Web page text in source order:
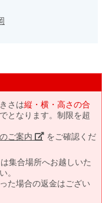
さは縦・横・高さの合
となります。制限を超
のご案内」 をご確認くだ
集合場所へお越しいた
。
た場合の返金はござい